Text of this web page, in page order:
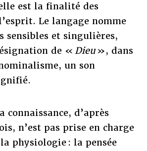
est la finalité des
Le langage nomme
sensibles et singulières,
de « Dieu», dans
un son
connaissance, d’après
n’est pas prise en charge
physiologie : la pensée